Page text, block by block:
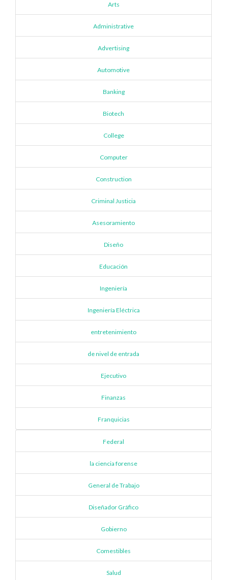
Arts
Administrative
Advertising
Automotive
Banking
Biotech
College
Computer
Construction
Criminal Justicia
Asesoramiento
Diseño
Educación
Ingeniería
Ingeniería Eléctrica
entretenimiento
de nivel de entrada
Ejecutivo
Finanzas
Franquicias
Federal
la ciencia forense
General de Trabajo
Diseñador Gráfico
Gobierno
Comestibles
Salud